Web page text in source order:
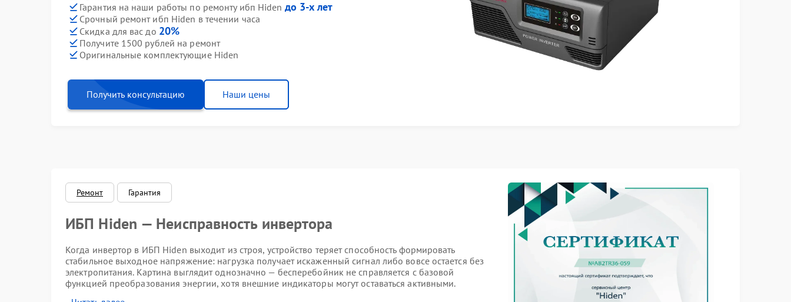
Гарантия на наши работы по ремонту ибп Hiden до 3-х лет
Срочный ремонт ибп Hiden в течении часа
Скидка для вас до 20%
Получите 1500 рублей на ремонт
Оригинальные комплектующие Hiden
Получить консультацию Наши цены
Ремонт Гарантия
ИБП Hiden — Неисправность инвертора
Когда инвертор в ИБП Hiden выходит из строя, устройство теряет способность формировать
стабильное выходное напряжение: нагрузка получает искаженный сигнал либо вовсе остается без
электропитания. Картина выглядит однозначно — бесперебойник не справляется с базовой
функцией преобразования энергии, хотя внешние индикаторы могут оставаться активными.